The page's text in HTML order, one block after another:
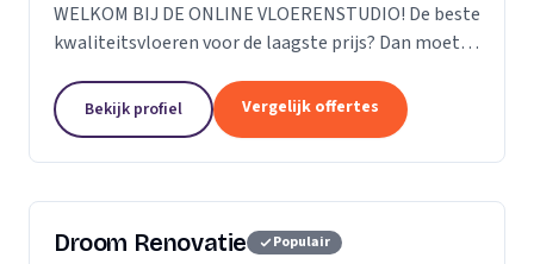
WELKOM BIJ DE ONLINE VLOERENSTUDIO! De beste
kwaliteitsvloeren voor de laagste prijs? Dan moet u
soorten parketvloeren en laminaat online
bestellen...
Bekijk profiel Vergelijk offertes
Droom Renovatie Populair